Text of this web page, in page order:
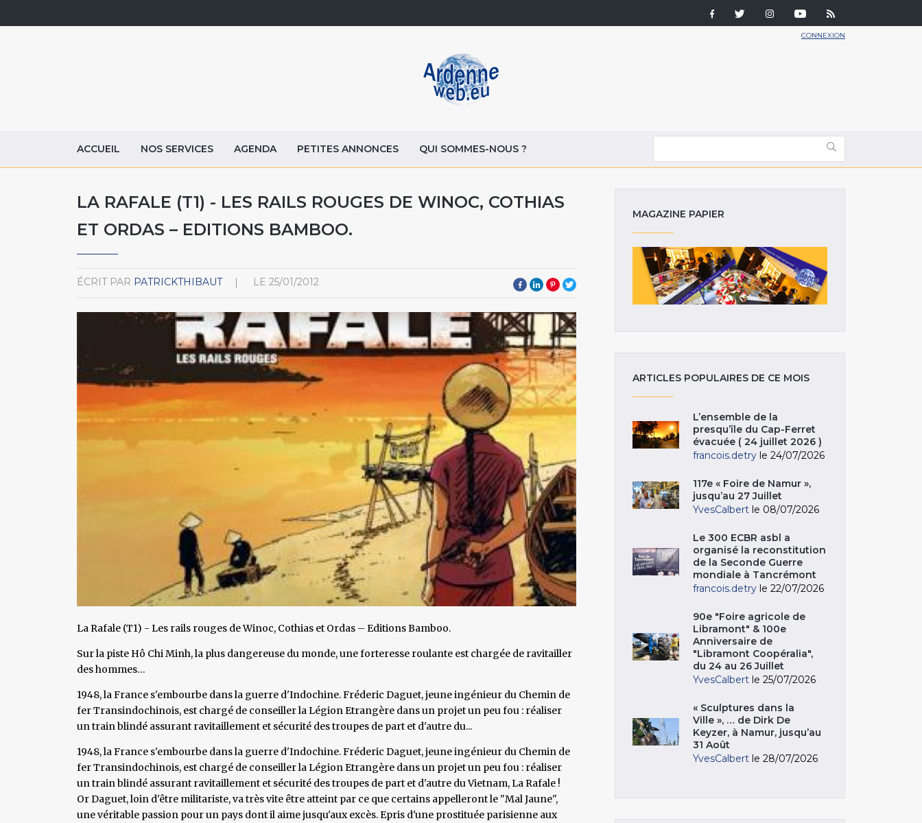
CONNEXION
ACCUEIL NOS SERVICES AGENDA PETITES ANNONCES QUI SOMMES-NOUS ?
LA RAFALE (T1) - LES RAILS ROUGES DE WINOC, COTHIAS
ET ORDAS – EDITIONS BAMBOO.
ÉCRIT PAR PATRICKTHIBAUT LE 25/01/2012
La Rafale (T1) - Les rails rouges de Winoc, Cothias et Ordas – Editions Bamboo.
Sur la piste Hô Chi Minh, la plus dangereuse du monde, une forteresse roulante est chargée de ravitailler
des hommes…
1948, la France s'embourbe dans la guerre d'Indochine. Fréderic Daguet, jeune ingénieur du Chemin de
fer Transindochinois, est chargé de conseiller la Légion Etrangère dans un projet un peu fou : réaliser
un train blindé assurant ravitaillement et sécurité des troupes de part et d'autre du...
1948, la France s'embourbe dans la guerre d'Indochine. Fréderic Daguet, jeune ingénieur du Chemin de
fer Transindochinois, est chargé de conseiller la Légion Etrangère dans un projet un peu fou : réaliser
un train blindé assurant ravitaillement et sécurité des troupes de part et d'autre du Vietnam, La Rafale !
Or Daguet, loin d'être militariste, va très vite être atteint par ce que certains appelleront le "Mal Jaune",
une véritable passion pour un pays dont il aime jusqu'aux excès. Epris d'une prostituée parisienne aux
MAGAZINE PAPIER
ARTICLES POPULAIRES DE CE MOIS
L’ensemble de la
presqu’île du Cap-Ferret
évacuée ( 24 juillet 2026 )
francois.detry le 24/07/2026
117e « Foire de Namur »,
jusqu’au 27 Juillet
YvesCalbert le 08/07/2026
Le 300 ECBR asbl a
organisé la reconstitution
de la Seconde Guerre
mondiale à Tancrémont
francois.detry le 22/07/2026
90e "Foire agricole de
Libramont" & 100e
Anniversaire de
"Libramont Coopéralia",
du 24 au 26 Juillet
YvesCalbert le 25/07/2026
« Sculptures dans la
Ville », … de Dirk De
Keyzer, à Namur, jusqu’au
31 Août
YvesCalbert le 28/07/2026